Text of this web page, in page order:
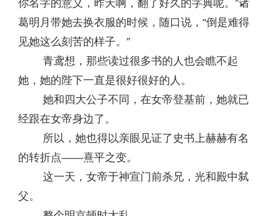
你名字的意义，昨天啊，翻了好久的字典呢。”诸
葛明月带她去换衣服的时候，随口说，“倒是难得
见她这么刻苦的样子。”
青鸢想，那些读过很多书的人也会瞧不起
她，她的陛下一直是很好很好的人。
她和四大公子不同，在女帝登基前，她就已
经跟在女帝身边了。
所以，她也得以亲眼见证了史书上赫赫有名
的转折点——熹平之变。
这一天，女帝于神宣门前杀兄，光和殿中弑
父。